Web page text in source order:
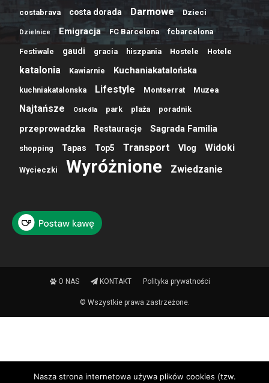
costabrava costa dorada Darmowe Dzieci
Dzielnice Emigracja FC Barcelona fcbarcelona
Festiwale gaudi gracia hiszpania Hostele Hotele
katalonia Kawiarnie Kuchaniakatalońska
kuchniakatalonska Lifestyle Montserrat Muzea
Najtańsze Osiedla park plaża poradnik
przeprowadzka Restauracje Sagrada Familia
shopping Tapas Top5 Transport Vlog Widoki
Wycieczki Wyróżnione Zwiedzanie
O NAS KONTAKT Polityka prywatności
© Wszystkie prawa zastrzeżone.
Nasza strona internetowa używa plików cookies (tzw.